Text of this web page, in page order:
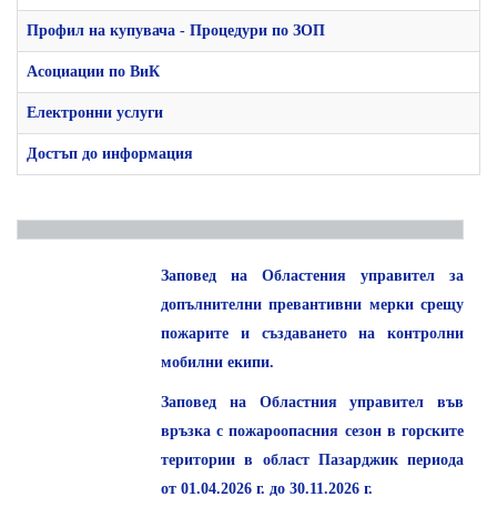
Профил на купувача - Процедури по ЗОП
Асоциации по ВиК
Електронни услуги
Достъп до информация
Заповед на Областения управител за
допълнителни превантивни мерки срещу
пожарите и създаването на контролни
мобилни екипи.
Заповед на Областния управител във
връзка с пожароопасния сезон в горските
територии в област Пазарджик периода
от 01.04.2026 г. до 30.11.2026 г.